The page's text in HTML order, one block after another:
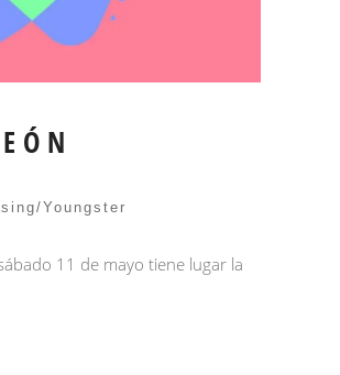
Youngster
11 de mayo tiene lugar la